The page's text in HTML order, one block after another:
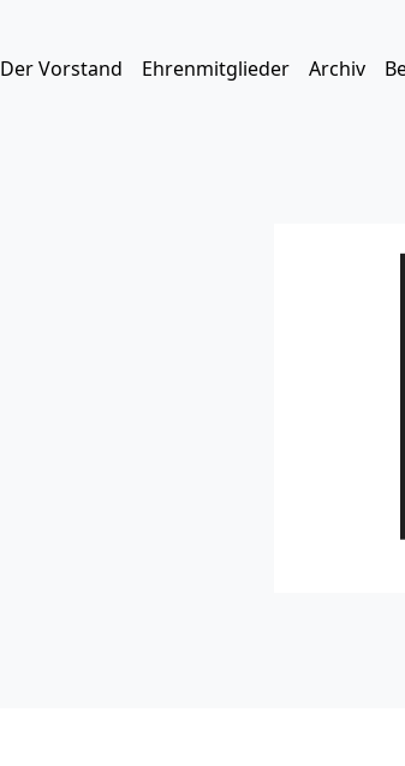
Der Vorstand Ehrenmitglieder Archiv